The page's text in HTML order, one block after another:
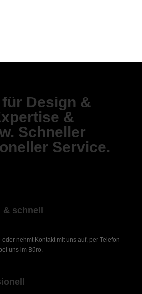
Design &
&
Schneller
Service.
schnell
nehmt Kontakt mit uns auf, per Telefon
uns im Büro.